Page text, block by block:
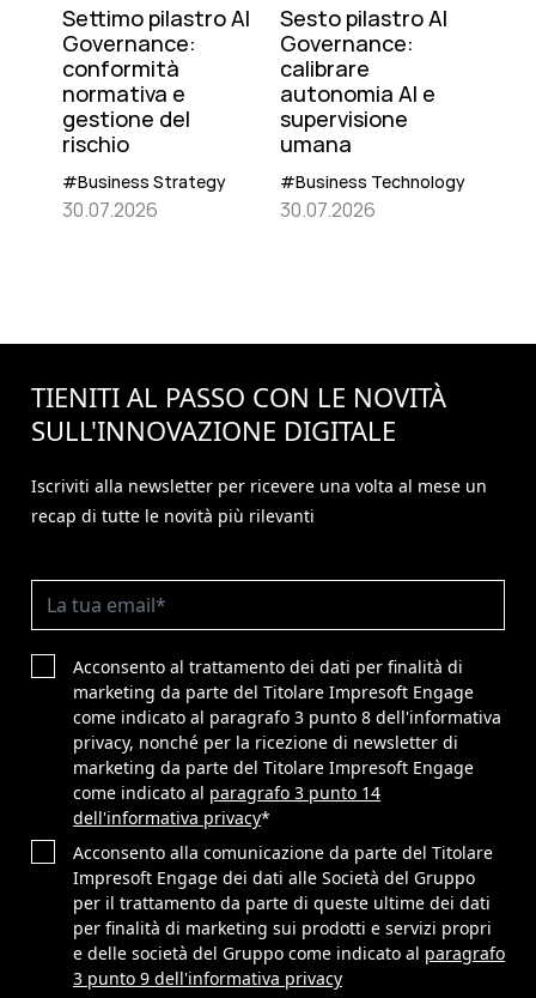
Settimo pilastro AI
Governance:
conformità
normativa e
gestione del
rischio
#Business Strategy
30.07.2026
Sesto pilastro AI
Governance:
calibrare
autonomia AI e
supervisione
umana
#Business Technology
30.07.2026
TIENITI AL PASSO CON LE NOVITÀ
SULL'INNOVAZIONE DIGITALE
Iscriviti alla newsletter per ricevere una volta al mese un
recap di tutte le novità più rilevanti
Acconsento al trattamento dei dati per finalità di
marketing da parte del Titolare Impresoft Engage
come indicato al paragrafo 3 punto 8 dell'informativa
privacy, nonché per la ricezione di newsletter di
marketing da parte del Titolare Impresoft Engage
come indicato al paragrafo 3 punto 14
dell'informativa privacy*
Acconsento alla comunicazione da parte del Titolare
Impresoft Engage dei dati alle Società del Gruppo
per il trattamento da parte di queste ultime dei dati
per finalità di marketing sui prodotti e servizi propri
e delle società del Gruppo come indicato al paragrafo
3 punto 9 dell'informativa privacy